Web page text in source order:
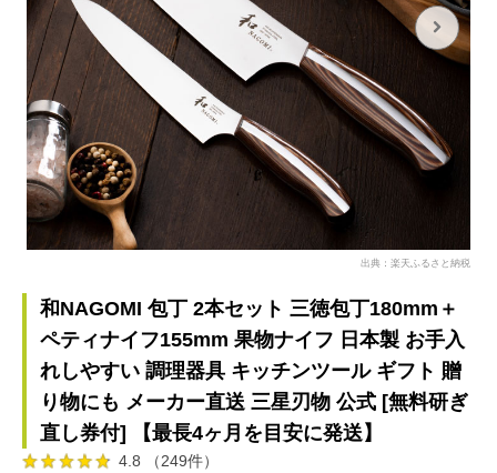
出典：楽天ふるさと納税
和NAGOMI 包丁 2本セット 三徳包丁180mm＋
ペティナイフ155mm 果物ナイフ 日本製 お手入
れしやすい 調理器具 キッチンツール ギフト 贈
り物にも メーカー直送 三星刃物 公式 [無料研ぎ
直し券付] 【最長4ヶ月を目安に発送】
4.8 （249件）